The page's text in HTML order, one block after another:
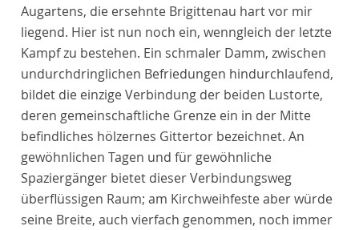
Augartens, die ersehnte Brigittenau hart vor mir
liegend. Hier ist nun noch ein, wenngleich der letzte
Kampf zu bestehen. Ein schmaler Damm, zwischen
undurchdringlichen Befriedungen hindurchlaufend,
bildet die einzige Verbindung der beiden Lustorte,
deren gemeinschaftliche Grenze ein in der Mitte
befindliches hölzernes Gittertor bezeichnet. An
gewöhnlichen Tagen und für gewöhnliche
Spaziergänger bietet dieser Verbindungsweg
überflüssigen Raum; am Kirchweihfeste aber würde
seine Breite, auch vierfach genommen, noch immer